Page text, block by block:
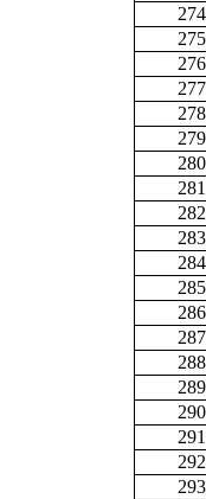
274
275
276
277
278
279
280
281
282
283
284
285
286
287
288
289
290
291
292
293